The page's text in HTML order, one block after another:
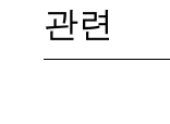
관련